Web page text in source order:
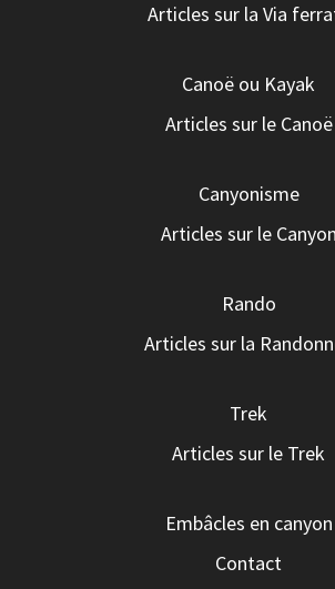
Articles sur la Via
Canoë ou Kayak
Articles sur le Canoë
Canyonisme
Articles sur le Canyon
Rando
Articles sur la
Trek
Articles sur le Trek
Embâcles en canyon
Contact